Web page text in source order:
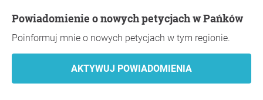
Powiadomienie o nowych petycjach w Pańków
Poinformuj mnie o nowych petycjach w tym regionie.